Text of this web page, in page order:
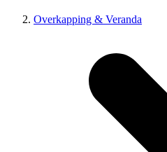
Overkapping & Veranda